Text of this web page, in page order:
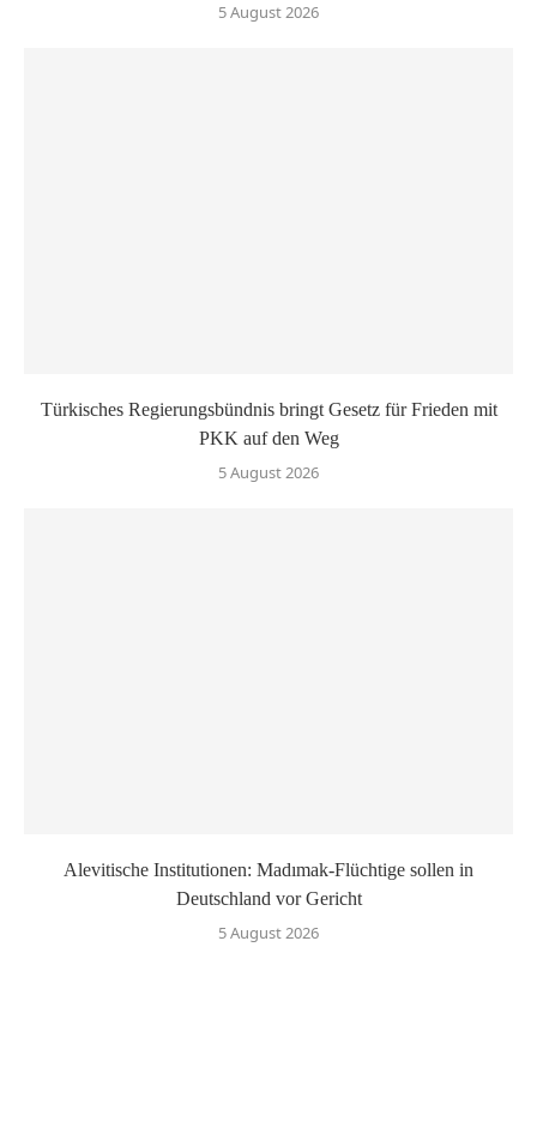
5 August 2026
Türkisches Regierungsbündnis bringt Gesetz für Frieden mit
PKK auf den Weg
5 August 2026
Alevitische Institutionen: Madımak-Flüchtige sollen in
Deutschland vor Gericht
5 August 2026